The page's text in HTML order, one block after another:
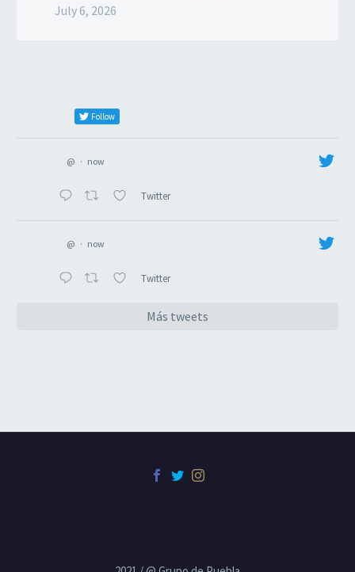
July 6, 2026
Follow
@ · now
Twitter
@ · now
Twitter
Más tweets